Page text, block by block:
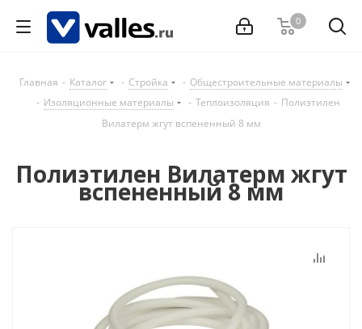
0
Главная - Каталог - Стройка - Общестроительные материалы
- Изоляционные материалы - Теплоизоляция - Полиэтилен
Вилатерм жгут вспененный 8 мм
Полиэтилен Вилатерм жгут
вспененный 8 мм